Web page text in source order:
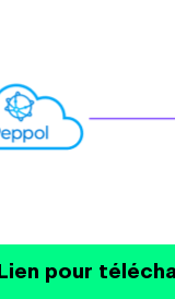
Lien pour